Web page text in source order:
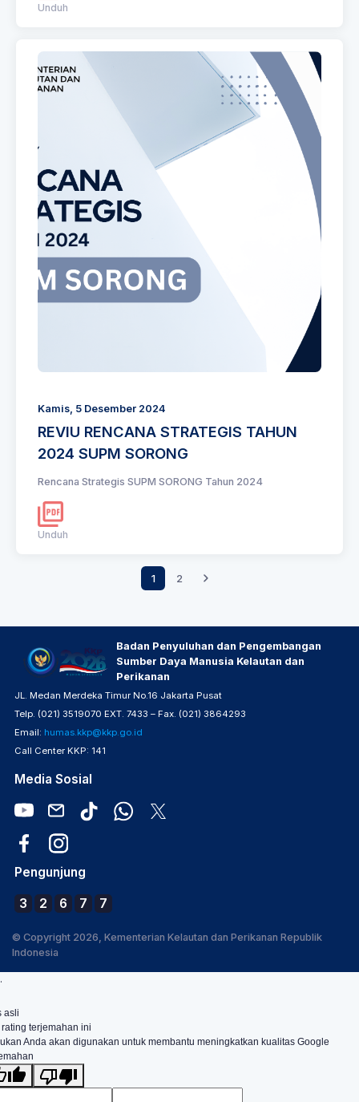
Unduh
Kamis, 5 Desember 2024
REVIU RENCANA STRATEGIS TAHUN
2024 SUPM SORONG
Rencana Strategis SUPM SORONG Tahun 2024
Unduh
1 2
Badan Penyuluhan dan Pengembangan
Sumber Daya Manusia Kelautan dan
Perikanan
JL. Medan Merdeka Timur No.16 Jakarta Pusat
Telp. (021) 3519070 EXT. 7433 – Fax. (021) 3864293
Email: humas.kkp@kkp.go.id
Call Center KKP: 141
Media Sosial
Pengunjung
3 2 6 7 7
© Copyright 2026, Kementerian Kelautan dan Perikanan Republik
Indonesia
.
asli
terjemahan ini
Anda akan digunakan untuk membantu meningkatkan kualitas Google